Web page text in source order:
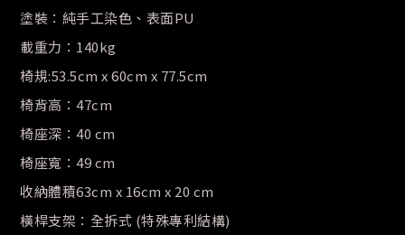
塗裝：純手工染色、表面PU
載重力：140kg
椅規:53.5cm x 60cm x 77.5cm
椅背高：47cm
椅座深：40 cm
椅座寬：49 cm
收納體積63cm x 16cm x 20 cm
橫桿支架：全拆式 (特殊專利結構)